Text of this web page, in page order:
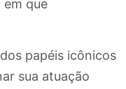
em que
papéis icônicos
sua atuação